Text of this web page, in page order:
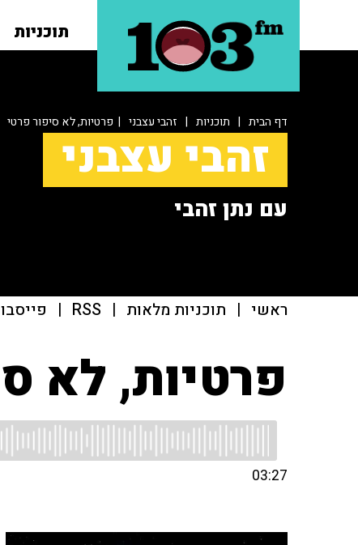
תוכניות
דף הבית | תוכניות | זהבי עצבני | פרטיות, לא סיפור פרטי
זהבי עצבני
עם נתן זהבי
ראשי | תוכניות מלאות |
RSS
|
פרטיות, לא
03:27